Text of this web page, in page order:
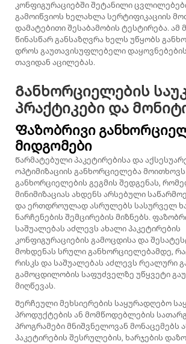
კონფიგურაციებში შეტანილი
გამოიწვიოს ხელახლა სერტიფიკაციის
დამატებითი შესაბამობის ტესტირება. ამ
წინასწარ განსაზღვრა ხელს უწყობს
დროს გაუთავისუფლებელი
თავიდან აცილებას.
Განხორციელების
პრაქტიკები და
Ფაზობრივი
მიდგომები
Წარმატებული პაკეტირებისა და
ოპტიმიზაციის განხორციელება
განხორციელების გეგმის შედგენას,
მინიმიზაციას ახდენს არსებული
და ერთდროულად ასრულებს სასურველ
ნარჩენების შემცირების მიზნებს.
საშუალებას აძლევს ახალი პაკეტირების
კონფიგურაციების გამოცდისა და
მოხდენას სრული განხორციელებამდე,
რისკს და საშუალებას აძლევს რეალური
გამოცდილობის საფუძველზე უწყვეტი
მიღწევას.
Შერჩეული მეხსიერების საყურადღებო
პროდუქტების ან მომწოდებლების
პროგრამები მნიშვნელოვან მონაცემებს
პაკეტირების შესრულების, ხარჯების